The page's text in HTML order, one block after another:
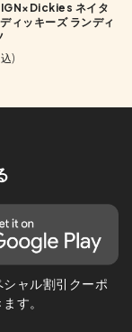
ネイタ
ィッキーズ ランディ
)
ャル割引クーポ
す。